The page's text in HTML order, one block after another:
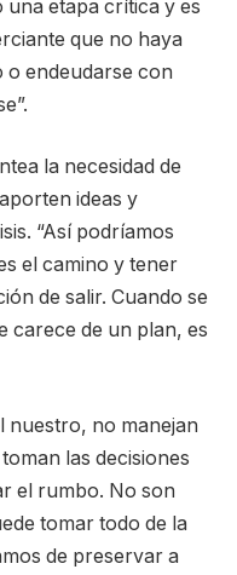
una etapa crítica y es
que no haya
endeudarse con
la necesidad de
ideas y
“Así podríamos
el camino y tener
de salir. Cuando se
carece de un plan, es
nuestro, no manejan
las decisiones
el rumbo. No son
tomar todo de la
de preservar a